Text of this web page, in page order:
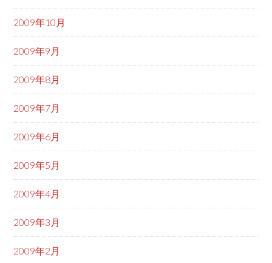
2009年10月
2009年9月
2009年8月
2009年7月
2009年6月
2009年5月
2009年4月
2009年3月
2009年2月